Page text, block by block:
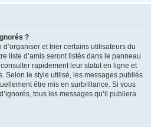
?
et trier certains utilisateurs du
liste d’amis seront listés dans le panneau
rapidement leur statut en ligne et
Selon le style utilisé, les messages publiés
être mis en surbrillance. Si vous
tous les messages qu’il publiera